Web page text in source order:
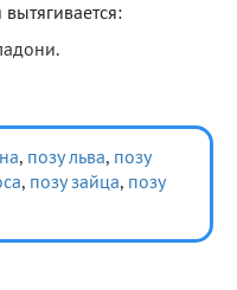
, позу льва, позу
, позу зайца, позу